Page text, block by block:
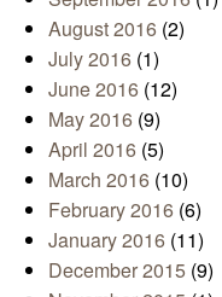
August 2016 (2)
July 2016 (1)
June 2016 (12)
May 2016 (9)
April 2016 (5)
March 2016 (10)
February 2016 (6)
January 2016 (11)
December 2015 (9)